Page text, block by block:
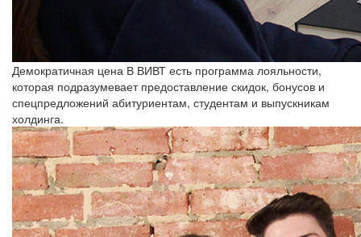
Демократичная цена В ВИВТ есть программа лояльности,
которая подразумевает предоставление скидок, бонусов и
спецпредложений абитуриентам, студентам и выпускникам
холдинга.